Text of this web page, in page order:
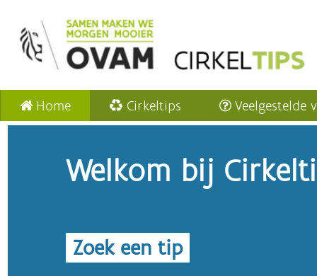
Home Cirkeltips Veelgestelde
Welkom bij
Zoek een tip